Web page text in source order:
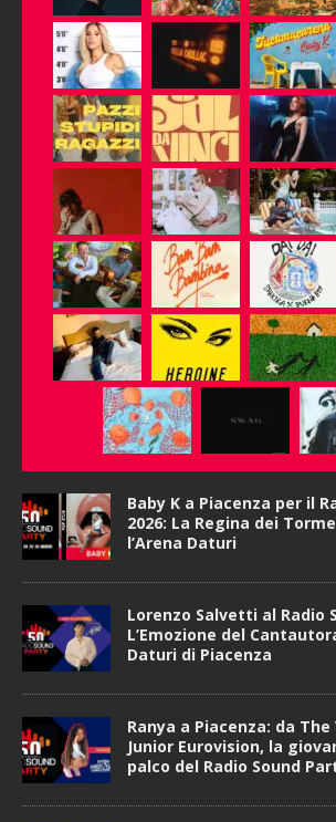
Baby K a Piacenza per il
2026: La Regina dei
l’Arena Daturi
Lorenzo Salvetti al Radio
L’Emozione del
Daturi di Piacenza
Ranya a Piacenza: da
Junior Eurovision, la
palco del Radio Sound